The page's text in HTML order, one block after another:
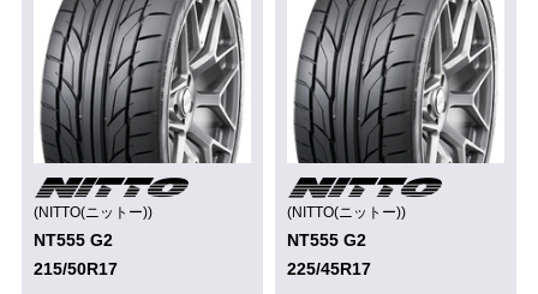
(NITTO(ニットー))
NT555 G2
215/50R17
(NITTO(ニットー))
NT555 G2
225/45R17